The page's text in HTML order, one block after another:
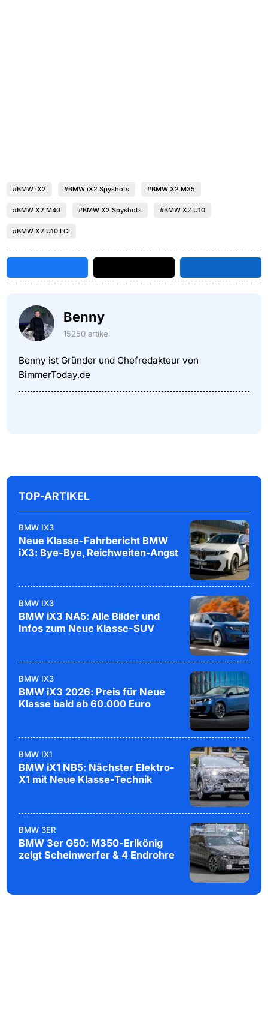
#BMW iX2 #BMW iX2 Spyshots #BMW X2 M35
#BMW X2 M40 #BMW X2 Spyshots #BMW X2 U10
#BMW X2 U10 LCI
Benny
15250 artikel
Benny ist Gründer und Chefredakteur von
BimmerToday.de
TOP-ARTIKEL
BMW IX3
Neue Klasse-Fahrbericht BMW
iX3: Bye-Bye, Reichweiten-Angst
BMW IX3
BMW iX3 NA5: Alle Bilder und
Infos zum Neue Klasse-SUV
BMW IX3
BMW iX3 2026: Preis für Neue
Klasse bald ab 60.000 Euro
BMW IX1
BMW iX1 NB5: Nächster Elektro-
X1 mit Neue Klasse-Technik
BMW 3ER
BMW 3er G50: M350-Erlkönig
zeigt Scheinwerfer & 4 Endrohre